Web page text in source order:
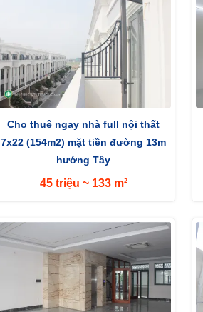
Cho thuê ngay nhà full nội thất
7x22 (154m2) mặt tiền đường 13m
hướng Tây
45 triệu ~ 133 m²